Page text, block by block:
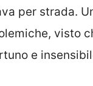
per strada.
visto
e